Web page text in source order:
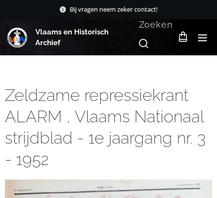
Bij vragen neem zeker contact!
Vlaams en Historisch
Archief
Zoeken
Zeldzame repressiekrant
ALARM , Vlaams Nationaal
strijdblad - 1e jaargang nr. 3
- 1952